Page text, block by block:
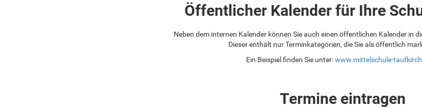
Öffentlicher Kalender für Ihre
Neben dem internen Kalender können Sie auch einen öffentlichen Kalender in
Dieser enthält nur Terminkategorien, die Sie als öffentlich
Ein Beispiel finden Sie unter:www.mittelschule-
Termine eintragen